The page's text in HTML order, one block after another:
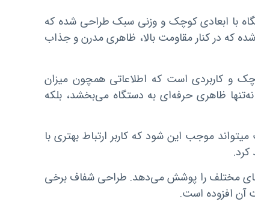
با ابعادی کوچک و وزنی سبک طراحی شده که
که در کنار مقاومت بالا، ظاهری مدرن و جذاب
و کاربردی است که اطلاعاتی همچون میزان
ظاهری حرفه‌ای به دستگاه می‌بخشد، بلکه
موجب این شود که کاربر ارتباط بهتری با
مختلف را پوشش می‌دهد. طراحی شفاف برخی
آن افزوده است.